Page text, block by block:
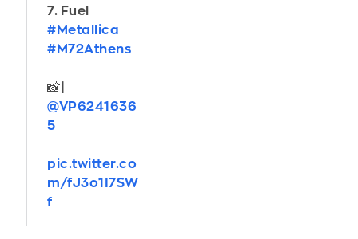
7. Fuel
#Metallica
#M72Athens
📸|
@VP6241636
5
pic.twitter.co
m/fJ3o1I7SW
f